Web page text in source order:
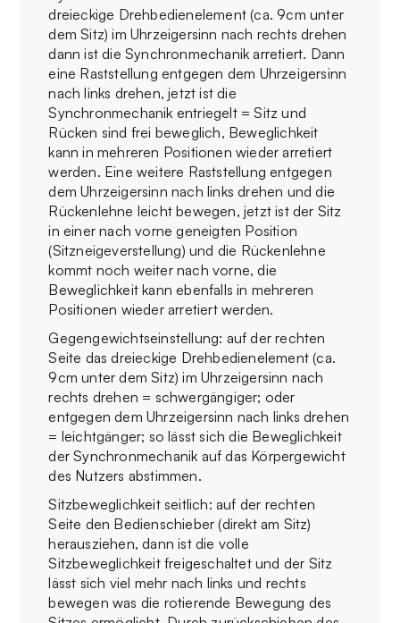
dreieckige Drehbedienelement (ca. 9cm unter
dem Sitz) im Uhrzeigersinn nach rechts drehen
dann ist die Synchronmechanik arretiert. Dann
eine Raststellung entgegen dem Uhrzeigersinn
nach links drehen, jetzt ist die
Synchronmechanik entriegelt = Sitz und
Rücken sind frei beweglich, Beweglichkeit
kann in mehreren Positionen wieder arretiert
werden. Eine weitere Raststellung entgegen
dem Uhrzeigersinn nach links drehen und die
Rückenlehne leicht bewegen, jetzt ist der Sitz
in einer nach vorne geneigten Position
(Sitzneigeverstellung) und die Rückenlehne
kommt noch weiter nach vorne, die
Beweglichkeit kann ebenfalls in mehreren
Positionen wieder arretiert werden.
Gegengewichtseinstellung: auf der rechten
Seite das dreieckige Drehbedienelement (ca.
9cm unter dem Sitz) im Uhrzeigersinn nach
rechts drehen = schwergängiger; oder
entgegen dem Uhrzeigersinn nach links drehen
= leichtgänger; so lässt sich die Beweglichkeit
der Synchronmechanik auf das Körpergewicht
des Nutzers abstimmen.
Sitzbeweglichkeit seitlich: auf der rechten
Seite den Bedienschieber (direkt am Sitz)
herausziehen, dann ist die volle
Sitzbeweglichkeit freigeschaltet und der Sitz
lässt sich viel mehr nach links und rechts
bewegen was die rotierende Bewegung des